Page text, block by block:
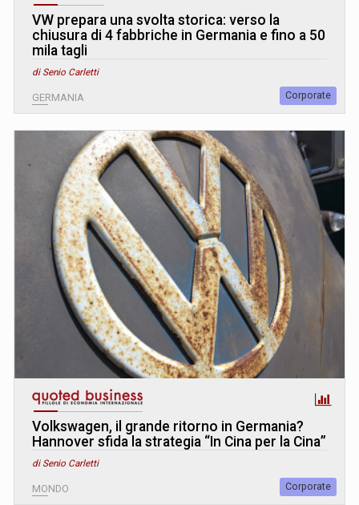
VW prepara una svolta storica: verso la
chiusura di 4 fabbriche in Germania e fino a 50
mila tagli
di Senio Carletti
GERMANIA Corporate
Volkswagen, il grande ritorno in Germania?
Hannover sfida la strategia “In Cina per la Cina”
di Senio Carletti
MONDO Corporate